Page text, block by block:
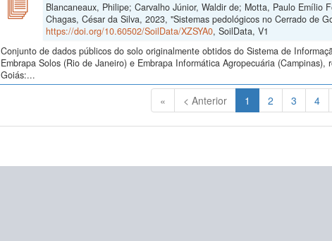
Blancaneaux, Philipe; Carvalho Júnior, Waldir de; Motta, Paulo Emílio
Chagas, César da Silva, 2023, "Sistemas pedológicos no Cerrado de
https://doi.org/10.60502/SoilData/XZSYA0, SoilData, V1
Conjunto de dados públicos do solo originalmente obtidos do Sistema de
Embrapa Solos (Rio de Janeiro) e Embrapa Informática Agropecuária
Goiás:...
« < Anterior 1 (Atual)
2 3 4